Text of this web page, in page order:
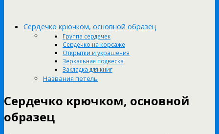
Сердечко крючком, основной образец
Группа сердечек
Сердечко на корсаже
Открытки и украшения
Зеркальная подвеска
Закладка для книг
Названия петель
Сердечко крючком, основной
образец